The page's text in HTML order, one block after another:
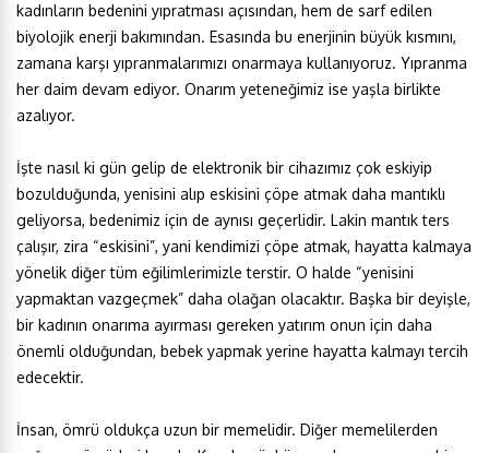
kadınların bedenini yıpratması açısından, hem de sarf edilen
biyolojik enerji bakımından. Esasında bu enerjinin büyük kısmını,
zamana karşı yıpranmalarımızı onarmaya kullanıyoruz. Yıpranma
her daim devam ediyor. Onarım yeteneğimiz ise yaşla birlikte
azalıyor.
İşte nasıl ki gün gelip de elektronik bir cihazımız çok eskiyip
bozulduğunda, yenisini alıp eskisini çöpe atmak daha mantıklı
geliyorsa, bedenimiz için de aynısı geçerlidir. Lakin mantık ters
çalışır, zira “eskisini”, yani kendimizi çöpe atmak, hayatta kalmaya
yönelik diğer tüm eğilimlerimizle terstir. O halde “yenisini
yapmaktan vazgeçmek” daha olağan olacaktır. Başka bir deyişle,
bir kadının onarıma ayırması gereken yatırım onun için daha
önemli olduğundan, bebek yapmak yerine hayatta kalmayı tercih
edecektir.
İnsan, ömrü oldukça uzun bir memelidir. Diğer memelilerden